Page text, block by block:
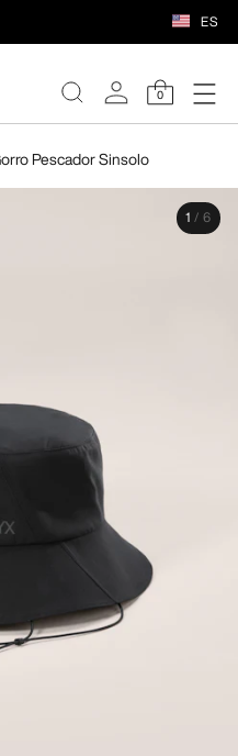
ES
0
Pescador Sinsolo
1 / 6